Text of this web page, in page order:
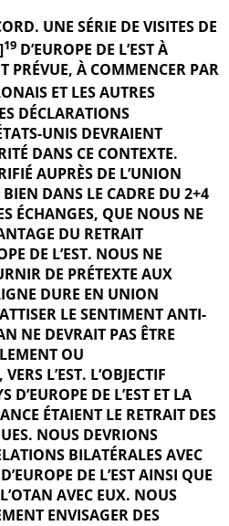
UNE SÉRIE DE VISITES DE
19 D’EUROPE DE L’EST À
PRÉVUE, À COMMENCER PAR
ET LES AUTRES
DÉCLARATIONS
UNIS DEVRAIENT
DANS CE CONTEXTE.
AUPRÈS DE L’UNION
DANS LE CADRE DU 2+4
ÉCHANGES, QUE NOUS NE
DU RETRAIT
DE L’EST. NOUS NE
DE PRÉTEXTE AUX
DURE EN UNION
LE SENTIMENT ANTI-
NE DEVRAIT PAS ÊTRE
OU
L’EST. L’OBJECTIF
D’EUROPE DE L’EST ET LA
ÉTAIENT LE RETRAIT DES
NOUS DEVRIONS
BILATÉRALES AVEC
DE L’EST AINSI QUE
AVEC EUX. NOUS
ENVISAGER DES